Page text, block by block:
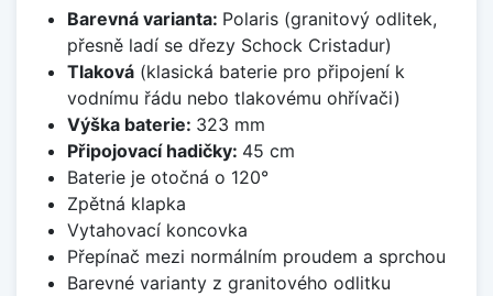
Barevná varianta: Polaris (granitový odlitek,
přesně ladí se dřezy Schock Cristadur)
Tlaková(klasická baterie pro připojení k
vodnímu řádu nebo tlakovému ohřívači)
Výška baterie: 323 mm
Připojovací hadičky: 45 cm
Baterie je otočná o 120°
Zpětná klapka
Vytahovací koncovka
Přepínač mezi normálním proudem a sprchou
Barevné varianty z granitového odlitku